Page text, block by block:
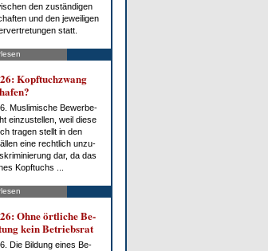
den zu­stän­di­gen
und den je­wei­li­gen
statt.
Kopf­tuch­zwang
Mus­li­mi­sche Be­wer­be­
ein­zu­stel­len, weil die­se
tra­gen stellt in den
ei­ne recht­lich un­zu­
dar, da das
Kopf­tuchs ...
Oh­ne ört­li­che Be­
kein Be­triebs­rat
Die Bil­dung ei­nes Be­